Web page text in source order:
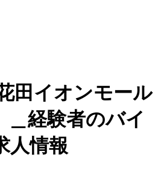
田イオンモール
＿経験者のバイ
人情報